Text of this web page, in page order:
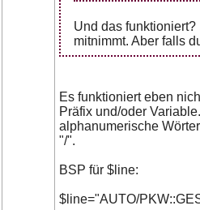
Und das
mitnimmt. Aber falls
Es funktioniert eben
Präfix und/oder
alphanumerische
"/".
BSP für $line:
$line="AUTO/